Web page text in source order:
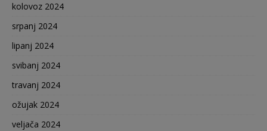
kolovoz 2024
srpanj 2024
lipanj 2024
svibanj 2024
travanj 2024
ožujak 2024
veljača 2024